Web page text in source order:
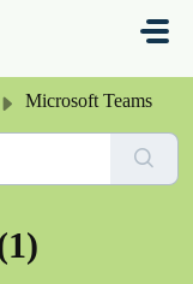
Microsoft Teams